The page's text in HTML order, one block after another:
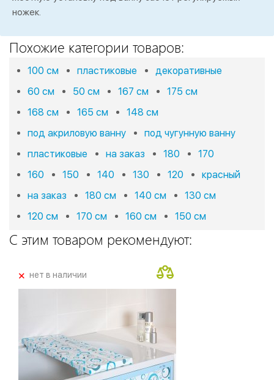
ножек.
Похожие категории товаров:
100 см пластиковые
декоративные
60 см
50 см 167 см
175 см
168 см
165 см
148 см
под акриловую ванну
под чугунную ванну
пластиковые
на заказ 180
170
160
150 140 130 120
красный
на заказ
180 см 140 см
130 см
120 см
170 см 160 см 150 см
С этим товаром рекомендуют:
+нет в наличии